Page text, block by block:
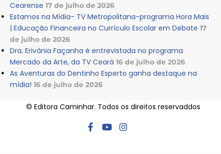
Cearense 17 de julho de 2026
Estamos na Mídia- TV Metropolitana-programa Hora Mais
| Educação Financeira no Currículo Escolar em Debate 17
de julho de 2026
Dra. Erivânia Façanha é entrevistada no programa
Mercado da Arte, da TV Ceará 16 de julho de 2026
As Aventuras do Dentinho Esperto ganha destaque na
mídia! 16 de julho de 2026
© Editora Caminhar. Todos os direitos reservaddos